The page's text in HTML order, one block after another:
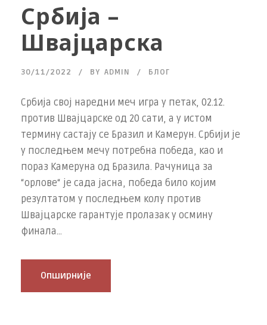
Србија –
Швајцарска
30/11/2022 BY ADMIN БЛОГ
Србија свој наредни меч игра у петак, 02.12.
против Швајцарске од 20 сати, а у истом
термину састају се Бразил и Камерун. Србији је
у последњем мечу потребна победа, као и
пораз Камеруна од Бразила. Рачуница за
“орлове“ је сада јасна, победа било којим
резултатом у последњем колу против
Швајцарске гарантује пролазак у осмину
финала...
Опширније